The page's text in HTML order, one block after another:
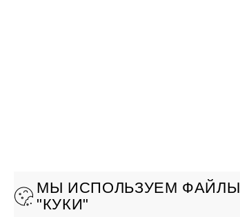
МЫ ИСПОЛЬЗУЕМ ФАЙЛЫ
"КУКИ"